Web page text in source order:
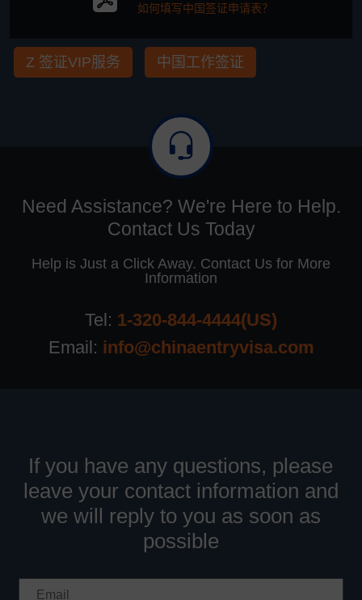
如何填写中国签证申请表？
Z 签证VIP服务 中国工作签证
Need Assistance? We're Here to Help.
Contact Us Today
Help is Just a Click Away. Contact Us for More
Information
Tel: 1-320-844-4444(US)
Email: info@chinaentryvisa.com
If you have any questions, please
leave your contact information and
we will reply to you as soon as
possible